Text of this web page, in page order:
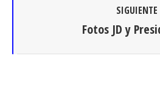
SIGUIENTE
Fotos JD y